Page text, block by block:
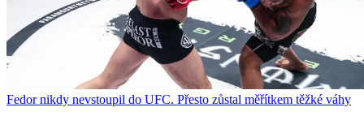
Fedor nikdy nevstoupil do UFC. Přesto zůstal měřítkem těžké váhy